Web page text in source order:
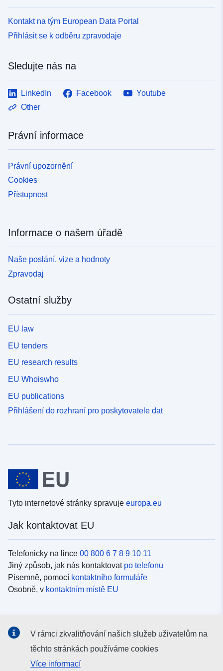
Kontakt na tým European Data Portal
Přihlásit se k odběru zpravodaje
Sledujte nás na
LinkedIn Facebook
Youtube
Other
Právní informace
Právní upozornění
Cookies
Přístupnost
Informace o našem úřadě
Naše poslání, vize a hodnoty
Zpravodaj
Ostatní služby
EU law
EU tenders
EU research results
EU Whoiswho
EU publications
Přihlášení do rozhraní pro poskytovatele dat
Tyto internetové stránky spravuje europa.eu
Jak kontaktovat EU
Telefonicky na lince 00 800 6 7 8 9 10 11
Jiný způsob, jak nás kontaktovat po telefonu
Písemně, pomocí kontaktního formuláře
Osobně, v kontaktním místě EU
Vyhledávání informačních kanálů EU vsociálních médiích
V rámci zkvalitňování našich služeb uživatelům na
těchto stránkách používáme cookies
Více informací